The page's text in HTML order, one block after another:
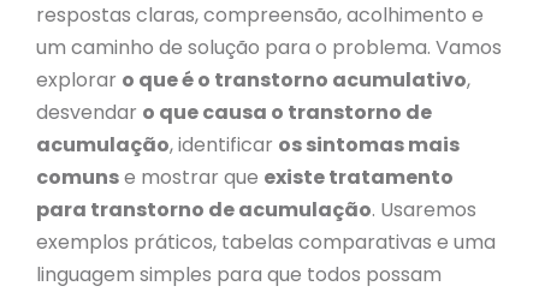
respostas claras, compreensão, acolhimento e
um caminho de solução para o problema. Vamos
explorar o que é o transtorno acumulativo,
desvendar o que causa o transtorno de
acumulação, identificar os sintomas mais
comunse mostrar que existe tratamento
para transtorno de acumulação. Usaremos
exemplos práticos, tabelas comparativas e uma
linguagem simples para que todos possam